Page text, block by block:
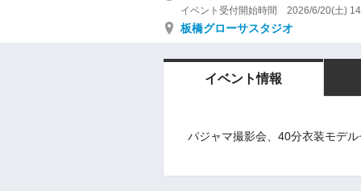
イベント受付開始時間 2026/6/20(土)
板橋グローサスタジオ
イベント情報
パジャマ撮影会、40分衣装モデル